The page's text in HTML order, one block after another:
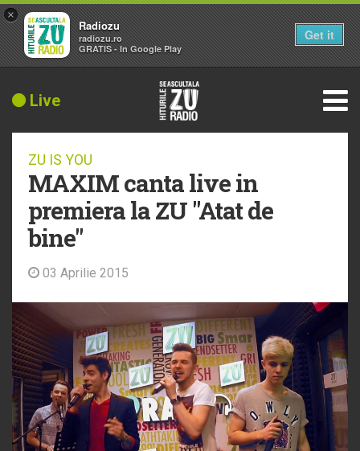
Live
ZU IS YOU
MAXIM canta live in
premiera la ZU "Atat de
bine"
03 Aprilie 2015
×
Radiozu
radiozu.ro
GRATIS - In Google Play
Get it